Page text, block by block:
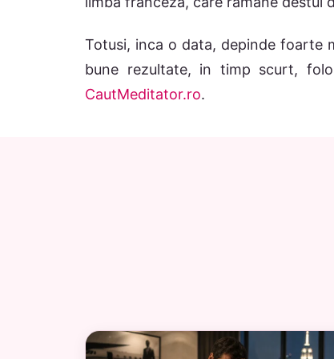
Totusi, inca o data, depinde foarte
bune rezultate, in timp scurt,
CautMeditator.ro.